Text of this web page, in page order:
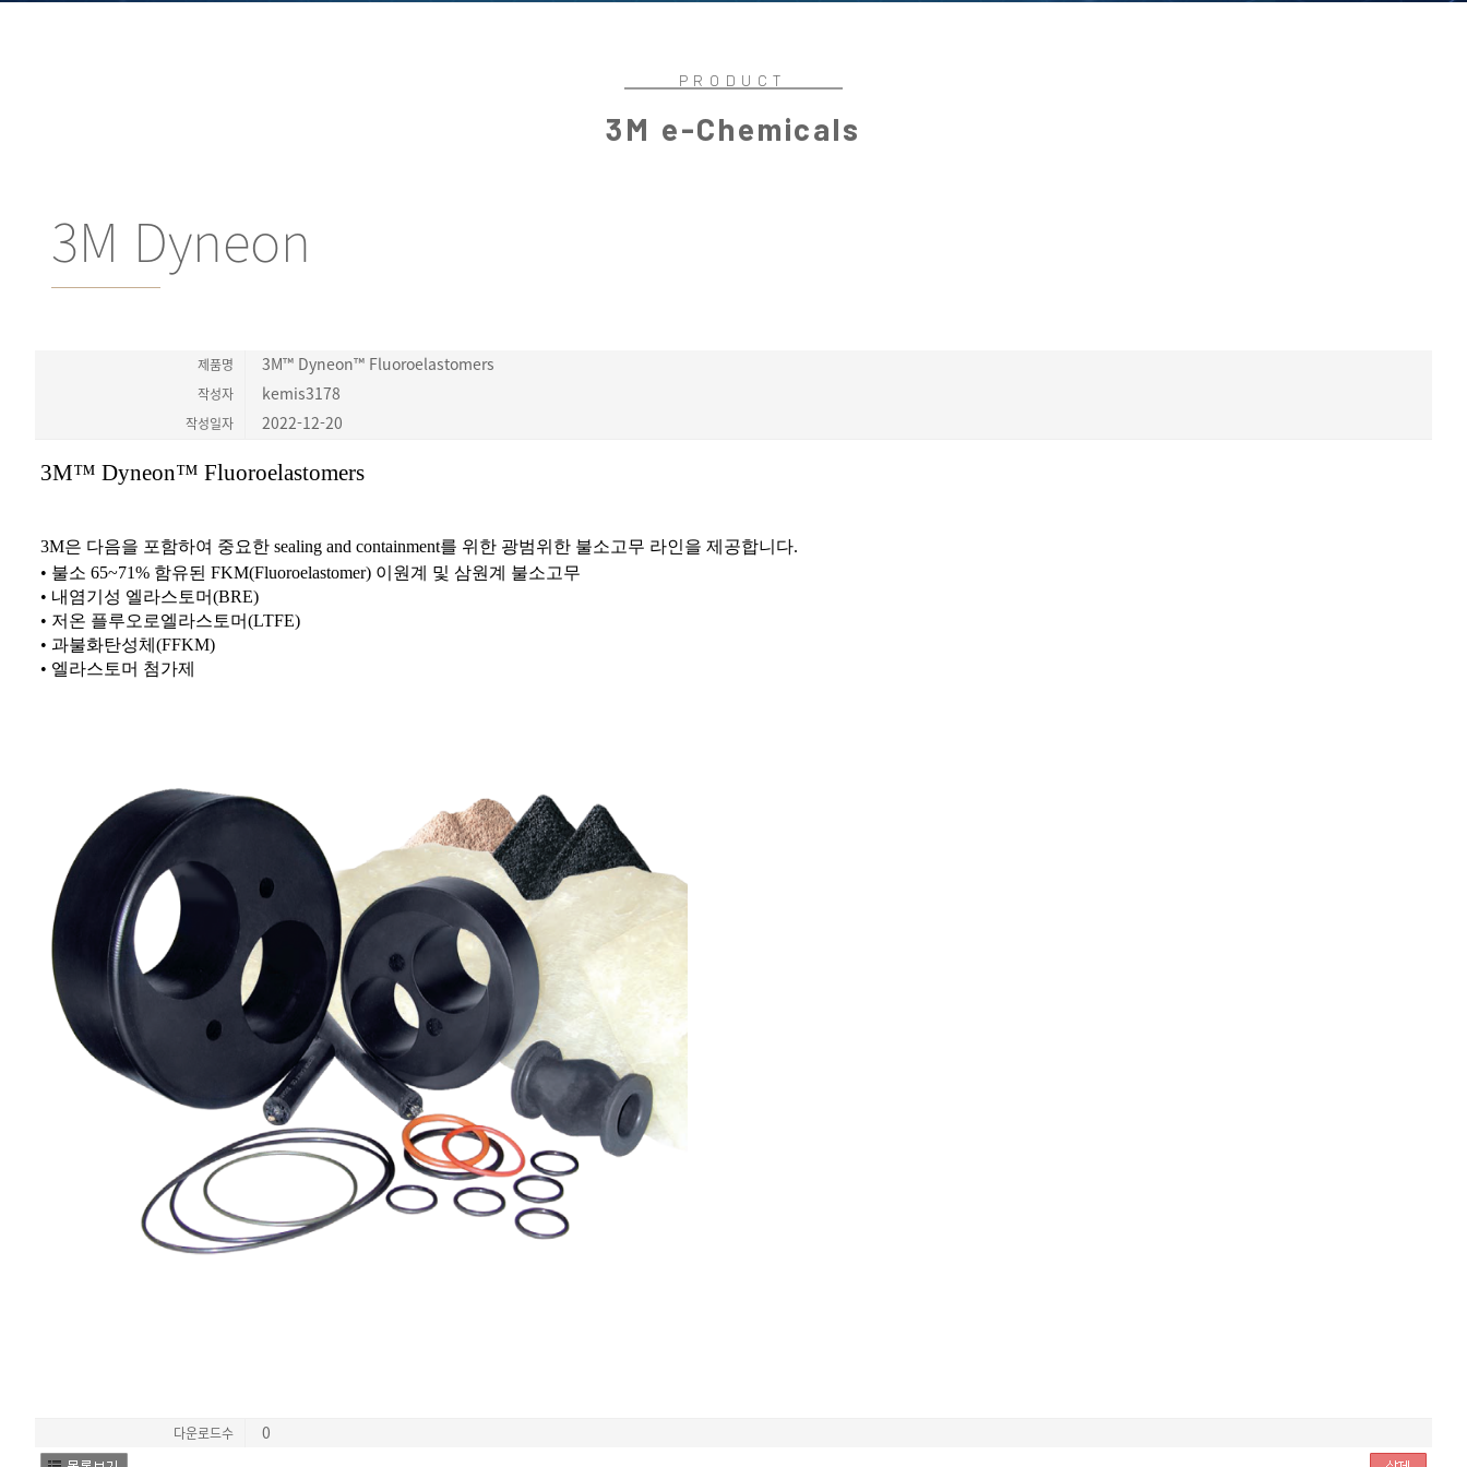
PRODUCT
3M e-Chemicals
3M Dyneon
제품명 3M™ Dyneon™ Fluoroelastomers
작성자 kemis3178
작성일자 2022-12-20
3M™ Dyneon™ Fluoroelastomers
3M은 다음을 포함하여 중요한 sealing and containment를 위한 광범위한 불소고무 라인을 제공합니다.
• 불소 65~71% 함유된 FKM(Fluoroelastomer) 이원계 및 삼원계 불소고무
• 내염기성 엘라스토머(BRE)
• 저온 플루오로엘라스토머(LTFE)
• 과불화탄성체(FFKM)
• 엘라스토머 첨가제
다운로드수 0